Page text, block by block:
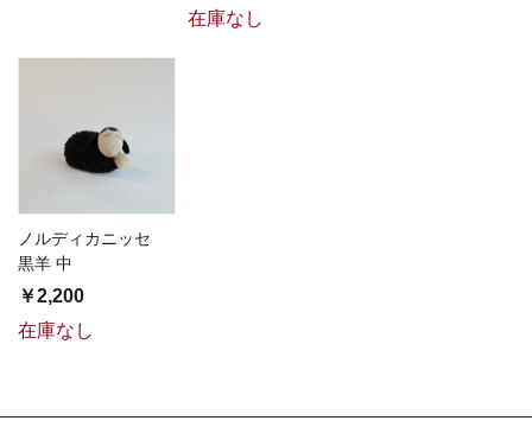
在庫なし
ノルディカニッセ
黒羊 中
￥2,200
在庫なし